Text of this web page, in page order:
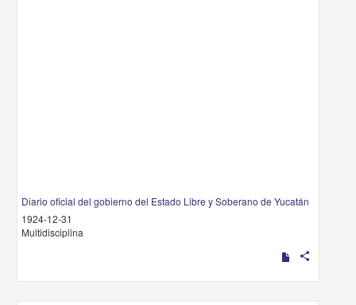
Diario oficial del gobierno del Estado Libre y Soberano de Yucatán
1924-12-31
Multidisciplina
share